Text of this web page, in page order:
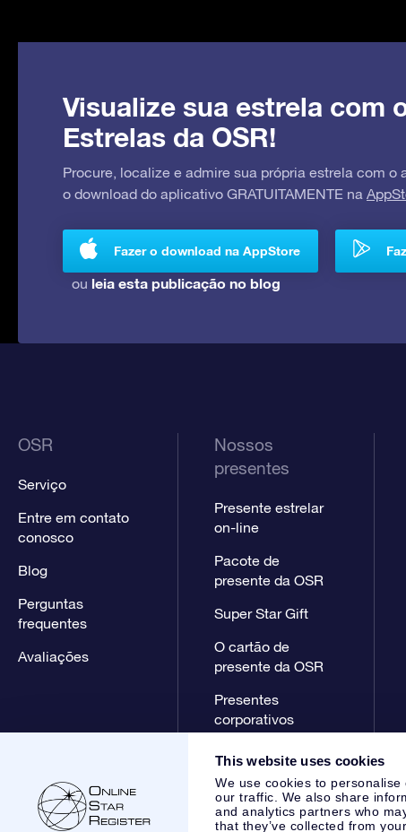
This website uses cookies
We use cookies to
our traffic. We also share
and analytics partners who
that they’ve collected from
Visualize sua estrela com
Estrelas da OSR!
Procure, localize e admire sua própria estrela com
o download do aplicativo GRATUITAMENTE na
Fazer o download na AppStore
ou leia esta publicação no blog
OSR
Serviço
Entre em contato
conosco
Blog
Perguntas
frequentes
Avaliações
Nossos
presentes
Presente estrelar
on-line
Pacote de
presente da OSR
Super Star Gift
O cartão de
presente da OSR
Presentes
corporativos